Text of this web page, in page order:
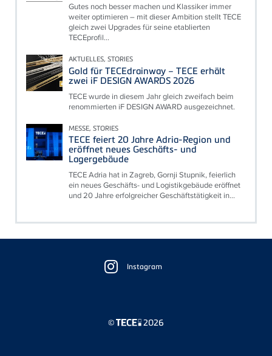
Gutes noch besser machen und Klassiker immer
weiter optimieren – mit dieser Ambition stellt TECE
gleich zwei Upgrades für seine etablierten
TECEprofil...
AKTUELLES, STORIES
Gold für TECEdrainway – TECE erhält
zwei iF DESIGN AWARDS 2026
TECE wurde in diesem Jahr gleich zweifach beim
renommierten iF DESIGN AWARD ausgezeichnet.
MESSE, STORIES
TECE feiert 20 Jahre Adria-Region und
eröffnet neues Geschäfts- und
Lagergebäude
TECE Adria hat in Zagreb, Gornji Stupnik, feierlich
ein neues Geschäfts- und Logistikgebäude eröffnet
und 20 Jahre erfolgreicher Geschäftstätigkeit in...
Instagram
© 2026